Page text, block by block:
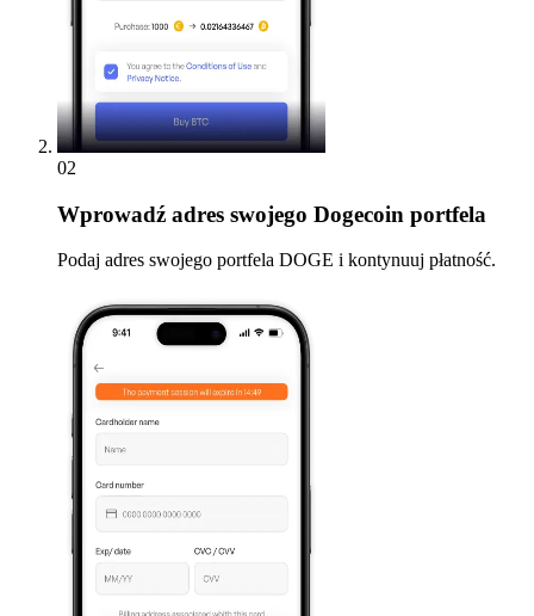
02
Wprowadź adres swojego Dogecoin portfela
Podaj adres swojego portfela DOGE i kontynuuj płatność.